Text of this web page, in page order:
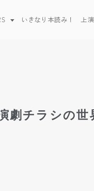
いきなり本読み！ 上
劇チラシの世